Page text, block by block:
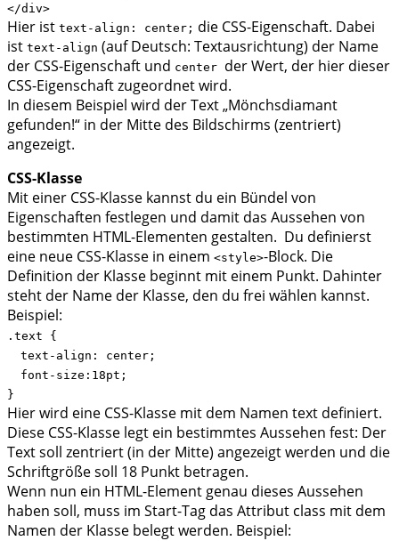
</div>
Hier ist text-align: center; die CSS-Eigenschaft. Dabei
ist text-align (auf Deutsch: Textausrichtung) der Name
der CSS-Eigenschaft und center der Wert, der hier dieser
CSS-Eigenschaft zugeordnet wird.
In diesem Beispiel wird der Text „Mönchsdiamant
gefunden!“ in der Mitte des Bildschirms (zentriert)
angezeigt.
CSS-Klasse
Mit einer CSS-Klasse kannst du ein Bündel von
Eigenschaften festlegen und damit das Aussehen von
bestimmten HTML-Elementen gestalten. Du definierst
eine neue CSS-Klasse in einem <style>-Block. Die
Definition der Klasse beginnt mit einem Punkt. Dahinter
steht der Name der Klasse, den du frei wählen kannst.
Beispiel:
.text {
text-align: center;
font-size:18pt;
}
Hier wird eine CSS-Klasse mit dem Namen text definiert.
Diese CSS-Klasse legt ein bestimmtes Aussehen fest: Der
Text soll zentriert (in der Mitte) angezeigt werden und die
Schriftgröße soll 18 Punkt betragen.
Wenn nun ein HTML-Element genau dieses Aussehen
haben soll, muss im Start-Tag das Attribut class mit dem
Namen der Klasse belegt werden. Beispiel: